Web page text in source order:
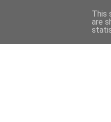
This
are